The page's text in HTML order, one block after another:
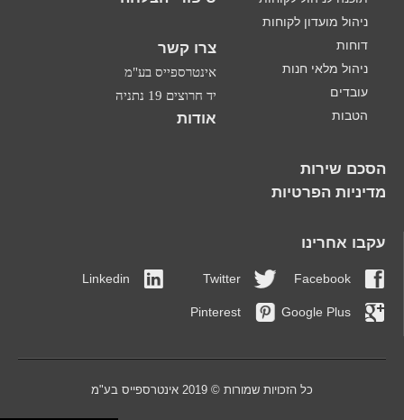
ניהול מועדון לקוחות
דוחות
ניהול מלאי חנות
עובדים
הטבות
צרו קשר
אינטרספייס בע"מ
יד חרוצים 19 נתניה
אודות
הסכם שירות
מדיניות הפרטיות
עקבו אחרינו
Facebook
Twitter
Linkedin
Google Plus
Pinterest
כל הזכויות שמורות © 2019 אינטרספייס בע"מ